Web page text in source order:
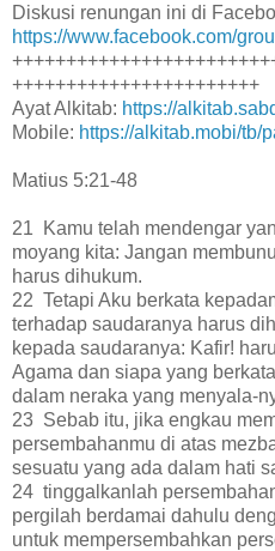
Diskusi renungan ini di
https://www.facebook.com/
+++++++++++++++++++++++
Ayat Alkitab: https://
Mobile: https://alkitab.mobi/tb/
Matius 5:21-48
21 Kamu telah mendengar
moyang kita: Jangan
harus dihukum.
22 Tetapi Aku berkata
terhadap saudaranya harus
kepada saudaranya: Kafir!
Agama dan siapa yang
dalam neraka yang menyala-
23 Sebab itu, jika engkau
persembahanmu di atas
sesuatu yang ada dalam hati
24 tinggalkanlah
pergilah berdamai dahulu
untuk mempersembahkan